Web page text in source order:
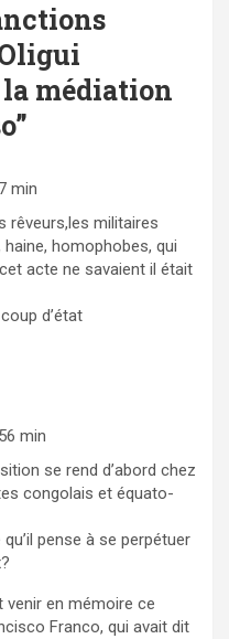
médiation
”
min
rêveurs,les militaires
homophobes, qui
acte ne savaient il était
d’état
min
se rend d’abord chez
congolais et équato-
pense à se perpétuer
venir en mémoire ce
Franco, qui avait dit